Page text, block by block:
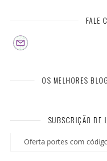
FALE
OS MELHORES
SUBSCRIÇÃO DE
Oferta portes com